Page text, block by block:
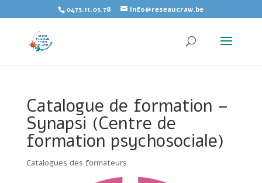
0473.11.03.78 info@reseaucraw.be
Catalogue de formation –
Synapsi (Centre de
formation psychosociale)
Catalogues des formateurs